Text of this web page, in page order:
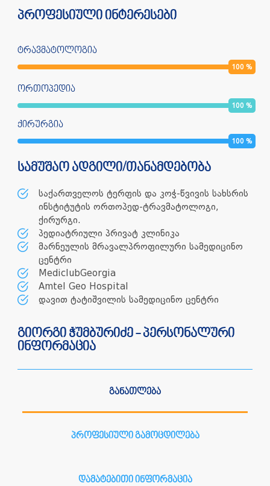
პროფესიული ინტერესები
ტრავმატოლოგია
100 %
ორთოპედია
100 %
ქირურგია
100 %
სამუშაო ადგილი/თანამდებობა
საქართველოს ტერფის და კოჭ-წვივის სახსრის
ინსტიტუტის ორთოპედ-ტრავმატოლოგი,
ქირურგი.
პედიატრიული პრივატ კლინიკა
მარნეულის მრავალპროფილური სამედიცინო
ცენტრი
MediclubGeorgia
Amtel Geo Hospital
დავით ტატიშვილის სამედიცინო ცენტრი
გიორგი ჭუმბურიძე - პერსონალური
ინფორმაცია
განათლება
პროფესიული გამოცდილება
დამატებითი ინფორმაცია